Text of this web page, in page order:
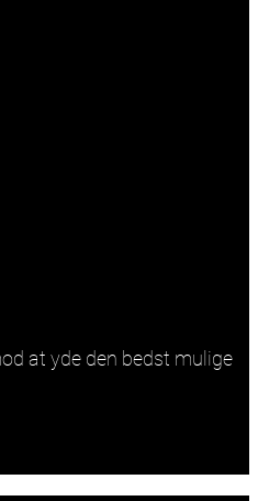
at yde den bedst mulige